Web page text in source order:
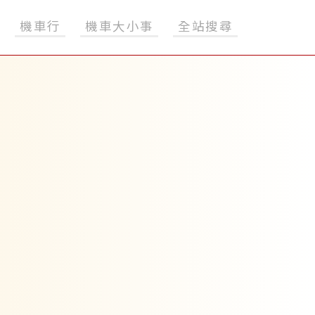
機車行 機車大小事 全站搜尋